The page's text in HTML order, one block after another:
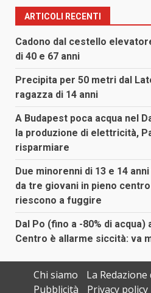
ARTICOLI RECENTI
Cadono dal cestello
di 40 e 67 anni
Precipita per 50 metri dal
ragazza di 14 anni
A Budapest poca acqua nel
la produzione di elettricità,
risparmiare
Due minorenni di 13 e 14
da tre giovani in pieno
riescono a fuggire
Dal Po (fino a -80% di
Centro è allarme siccità: va
Chi siamo
La
Pubblicità
Privacy policy